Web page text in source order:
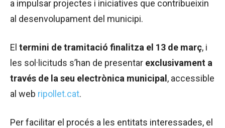
a impulsar projectes i iniciatives que contribueixin
al desenvolupament del municipi.
El termini de tramitació finalitza el 13 de març, i
les sol·licituds s’han de presentar exclusivament a
través de la seu electrònica municipal, accessible
al web ripollet.cat.
Per facilitar el procés a les entitats interessades, el